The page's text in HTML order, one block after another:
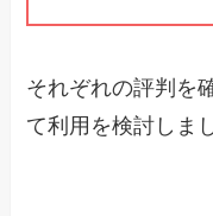
それぞれの評判を
て利用を検討しま